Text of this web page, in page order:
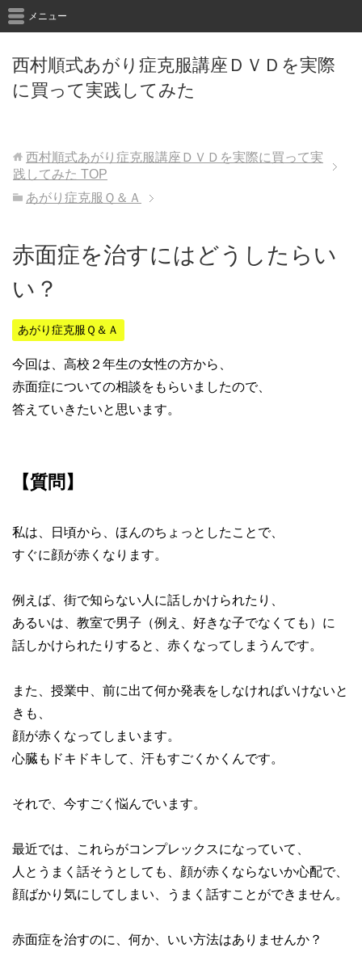
西村順式あがり症克服講座ＤＶＤを実際
に買って実践してみた
メニュー
西村順式あがり症克服講座ＤＶＤを実際に買って実
践してみた TOP
あがり症克服Ｑ＆Ａ
赤面症を治すにはどうしたらい
い？
あがり症克服Ｑ＆Ａ
今回は、高校２年生の女性の方から、
赤面症についての相談をもらいましたので、
答えていきたいと思います。
【質問】
私は、日頃から、ほんのちょっとしたことで、
すぐに顔が赤くなります。
例えば、街で知らない人に話しかけられたり、
あるいは、教室で男子（例え、好きな子でなくても）に
話しかけられたりすると、赤くなってしまうんです。
また、授業中、前に出て何か発表をしなければいけないと
きも、
顔が赤くなってしまいます。
心臓もドキドキして、汗もすごくかくんです。
それで、今すごく悩んでいます。
最近では、これらがコンプレックスになっていて、
人とうまく話そうとしても、顔が赤くならないか心配で、
顔ばかり気にしてしまい、うまく話すことができません。
赤面症を治すのに、何か、いい方法はありませんか？